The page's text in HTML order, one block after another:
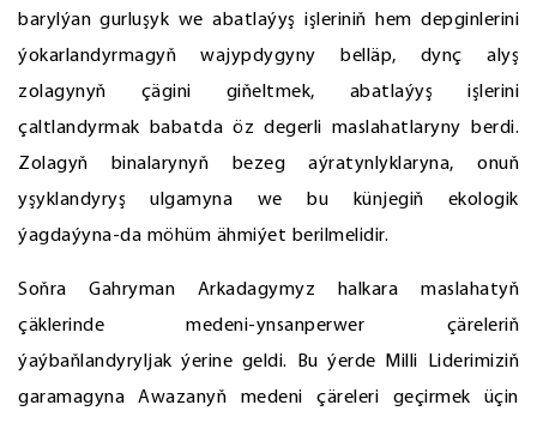
barylýan gurluşyk we abatlaýyş işleriniň hem depginlerini
ýokarlandyrmagyň wajypdygyny belläp, dynç alyş
zolagynyň çägini giňeltmek, abatlaýyş işlerini
çaltlandyrmak babatda öz degerli maslahatlaryny berdi.
Zolagyň binalarynyň bezeg aýratynlyklaryna, onuň
yşyklandyryş ulgamyna we bu künjegiň ekologik
ýagdaýyna-da möhüm ähmiýet berilmelidir.
Soňra Gahryman Arkadagymyz halkara maslahatyň
çäklerinde medeni-ynsanperwer çäreleriň
ýaýbaňlandyryljak ýerine geldi. Bu ýerde Milli Liderimiziň
garamagyna Awazanyň medeni çäreleri geçirmek üçin